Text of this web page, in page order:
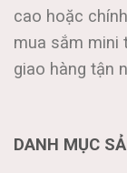
cao hoặc
mua sắm mini
giao hàng tận
DANH MỤC